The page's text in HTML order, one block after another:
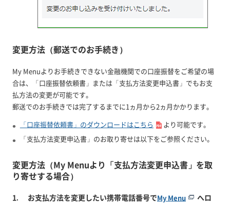
変更方法（郵送でのお手続き）
My Menuよりお手続きできない金融機関での口座振替をご希望の場
合は、「口座振替依頼書」または「支払方法変更申込書」でもお支
払方法の変更が可能です。
郵送でのお手続きでは完了するまでに1ヵ月から2ヵ月かかります。
「口座振替依頼書」のダウンロードはこちら
より可能です。
「支払方法変更申込書」のお取り寄せは以下をご参照ください。
変更方法（My Menuより「支払方法変更申込書」を取
り寄せする場合）
お支払方法を変更したい携帯電話番号でMy Menu
へロ